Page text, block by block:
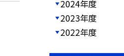
2024年度
2023年度
2022年度